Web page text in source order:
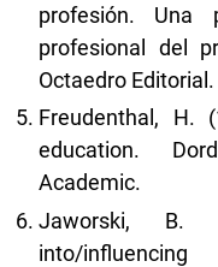
profesión. Una
profesional del
Octaedro Editorial.
Freudenthal, H.
education.
Academic.
Jaworski, B.
into/